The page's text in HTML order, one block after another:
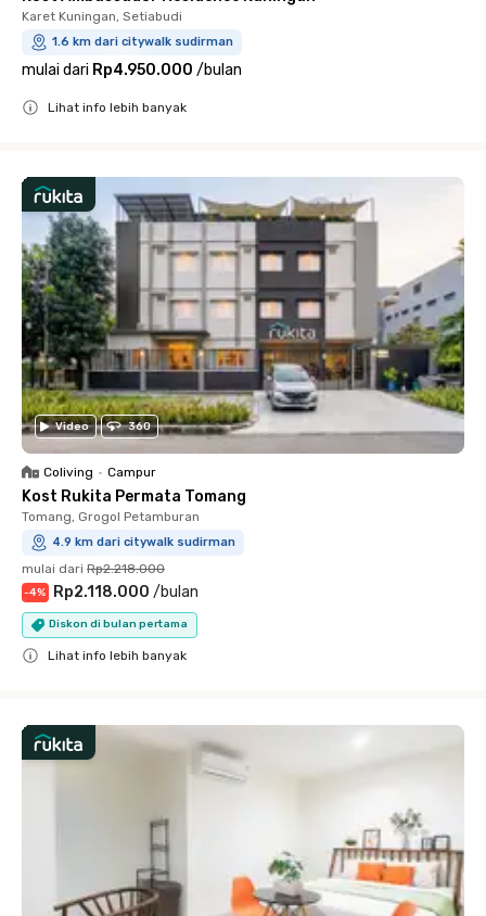
Karet Kuningan, Setiabudi
1.6 km dari citywalk sudirman
mulai dari Rp4.950.000 /bulan
Lihat info lebih banyak
Video 360
Coliving • Campur
Kost Rukita Permata Tomang
Tomang, Grogol Petamburan
4.9 km dari citywalk sudirman
mulai dari Rp2.218.000
-4% Rp2.118.000 /bulan
Diskon di bulan pertama
Lihat info lebih banyak